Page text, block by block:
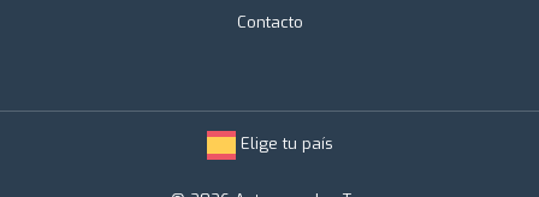
Contacto
Elige tu país